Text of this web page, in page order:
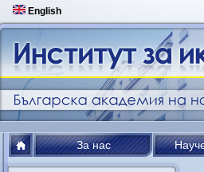
English
За нас